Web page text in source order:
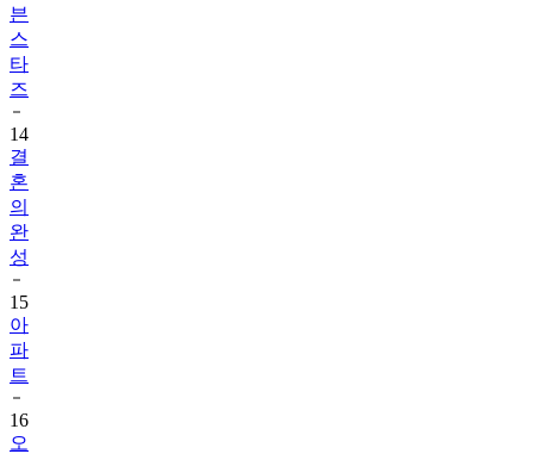
븐
스
타
즈
14
결
혼
의
완
성
15
아
파
트
16
오